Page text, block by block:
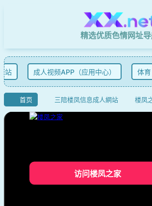
精选优质色情网址
站 成人视频APP（应用中心） 体育
首页 三陪楼凤信息成人網站 楼凤
访问楼凤之家